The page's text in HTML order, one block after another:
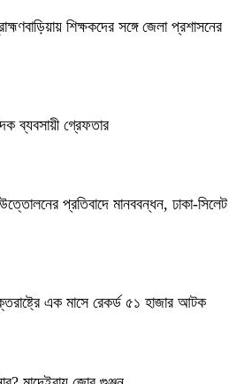
শিক্ষকদের সঙ্গে জেলা প্রশাসনের
ব্যবসায়ী গ্রেফতার
প্রতিবাদে মানববন্ধন, ঢাকা-সিলেট
এক মাসে রেকর্ড ৫১ হাজার আটক